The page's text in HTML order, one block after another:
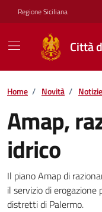
Vai ai contenuti
Vai al footer
Regione Siciliana
Città
Home / Novità / Notizie
Amap,
idrico
Dettagli
Il piano Amap di
il servizio di
distretti di Palermo.